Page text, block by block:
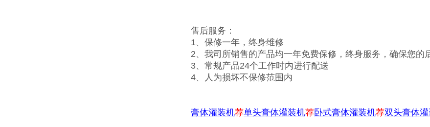
售后服务：
1、保修一年，终身维修
2、我司所销售的产品均一年免费保修，终身服务，确保您的
3、常规产品24个工作时内进行配送
4、人为损坏不保修范围内
膏体灌装机荐单头膏体灌装机荐卧式膏体灌装机荐双头膏体